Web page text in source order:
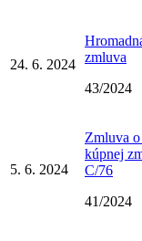
24. 6. 2024 zmluva
43/2024
5. 6. 2024
Zmluva
kúpnej
C/76
41/2024